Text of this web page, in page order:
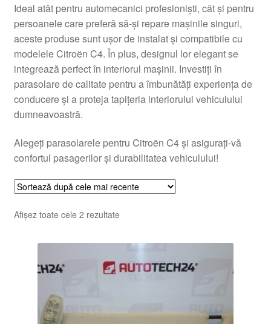
Plățile
Politică de confidențialitate
Procedura de reclamație
Termeni si conditii
Ideal atât pentru automecanici profesioniști, cât și pentru
persoanele care preferă să-și repare mașinile singuri,
aceste produse sunt ușor de instalat și compatibile cu
modelele Citroën C4. În plus, designul lor elegant se
integrează perfect în interiorul mașinii. Investiți în
parasolare de calitate pentru a îmbunătăți experiența de
conducere și a proteja tapițeria interiorului vehiculului
dumneavoastră.
Alegeți parasolarele pentru Citroën C4 și asigurați-vă
confortul pasagerilor și durabilitatea vehiculului!
Afișez toate cele 2 rezultateSortat
cele
recente